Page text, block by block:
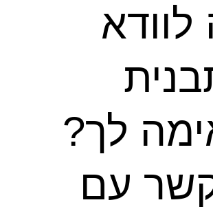
לוודא
לך?
עם